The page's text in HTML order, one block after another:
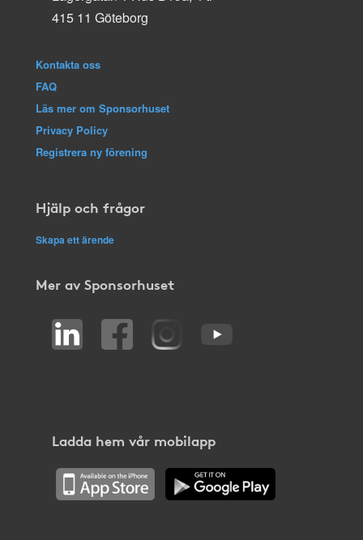
415 11 Göteborg
Kontakta oss
FAQ
Läs mer om Sponsorhuset
Privacy Policy
Registrera ny förening
Hjälp och frågor
Skapa ett ärende
Mer av Sponsorhuset
Ladda hem vår mobilapp